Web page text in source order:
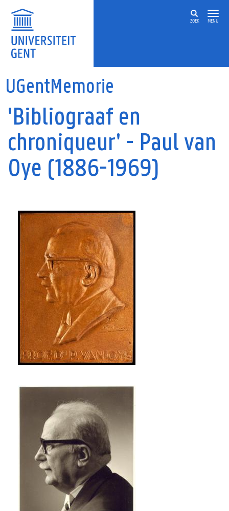
ZOEK MENU
UGentMemorie
'Bibliograaf en
chroniqueur' - Paul van
Oye (1886-1969)